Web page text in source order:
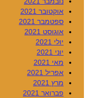
אוקטובר 2021
ספטמבר 2021
אוגוסט 2021
יולי 2021
יוני 2021
מאי 2021
אפריל 2021
מרץ 2021
פברואר 2021